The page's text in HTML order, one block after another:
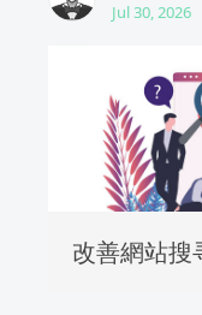
Jul 30, 2026
改善網站搜